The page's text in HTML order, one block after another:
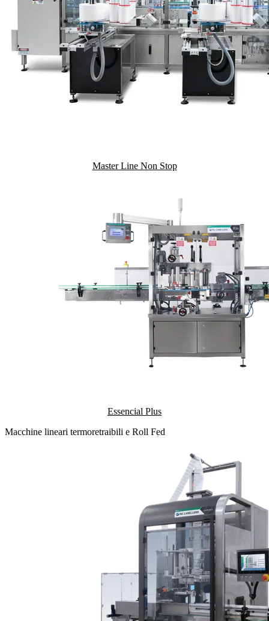
Master Line Non Stop
Essencial Plus
Macchine lineari termoretraibili e Roll Fed